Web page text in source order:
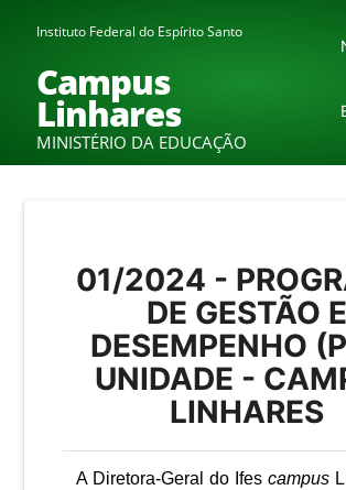
Instituto Federal do Espírito Santo
Campus
Linhares
MINISTÉRIO DA EDUCAÇÃO
01/2024 -
DE GESTÃO E
DESEMPENHO
UNIDADE -
LINHARES
A Diretora-Geral do Ifes campus